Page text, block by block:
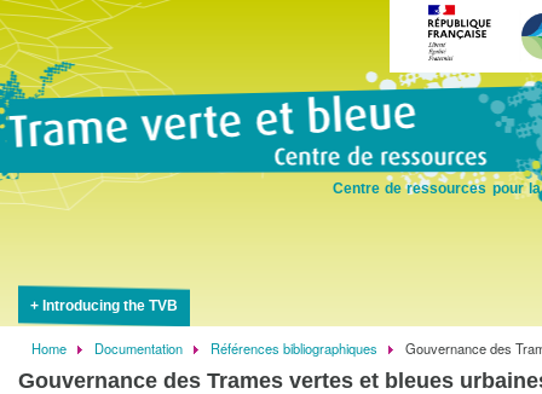
Centre de ressources pour
Introducing the TVB
Breadcrumb
Home Documentation Références bibliographiques Gouvernance des
Gouvernance des Trames vertes et bleues